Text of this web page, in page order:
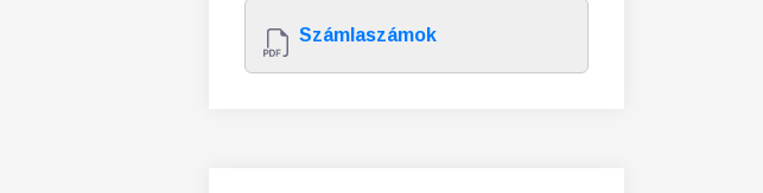
Számlaszámok